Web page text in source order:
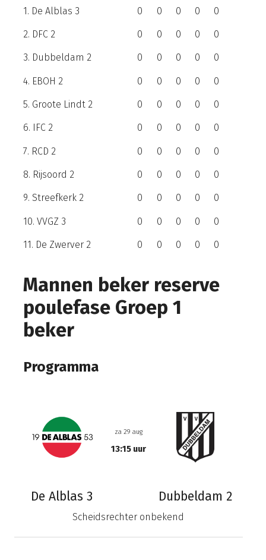
1. De Alblas 3 0 0 0 0 0
2. DFC 2 0 0 0 0 0
3. Dubbeldam 2 0 0 0 0 0
4. EBOH 2 0 0 0 0 0
5. Groote Lindt 2 0 0 0 0 0
6. IFC 2 0 0 0 0 0
7. RCD 2 0 0 0 0 0
8. Rijsoord 2 0 0 0 0 0
9. Streefkerk 2 0 0 0 0 0
10. VVGZ 3 0 0 0 0 0
11. De Zwerver 2 0 0 0 0 0
Mannen beker reserve
poulefase Groep 1
beker
Programma
De Alblas 3
za 29 aug
13:15 uur
Dubbeldam 2
Scheidsrechter onbekend